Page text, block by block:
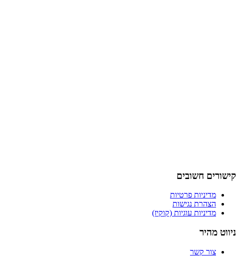
קישורים חשובים
מדיניות פרטיות
הצהרת נגישות
מדיניות עוגיות (קוקיז)
ניווט מהיר
צור קשר